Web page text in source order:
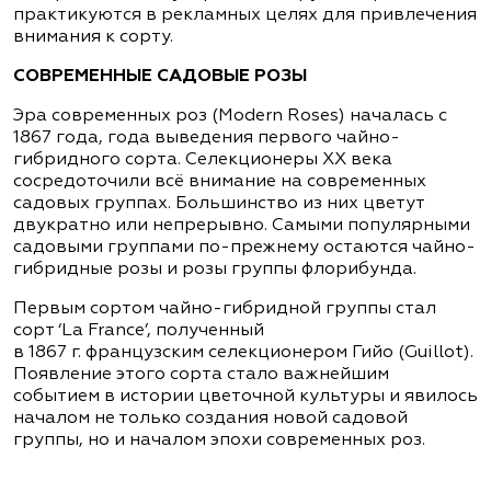
практикуются в рекламных целях для привлечения
внимания к сорту.
СОВРЕМЕННЫЕ САДОВЫЕ РОЗЫ
Эра современных роз (Modern Roses) началась с
1867 года, года выведения первого чайно-
гибридного сорта. Селекционеры XX века
сосредоточили всё внимание на современных
садовых группах. Большинство из них цветут
двукратно или непрерывно. Самыми популярными
садовыми группами по-прежнему остаются чайно-
гибридные розы и розы группы флорибунда.
Первым сортом чайно-гибридной группы стал
сорт ‘La France’, полученный
в 1867 г. французским селекционером Гийо (Guillot).
Появление этого сорта стало важнейшим
событием в истории цветочной культуры и явилось
началом не только создания новой садовой
группы, но и началом эпохи современных роз.